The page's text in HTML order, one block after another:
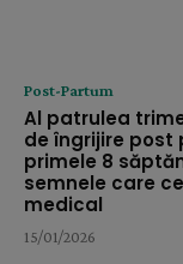
Post-Partum
Al patrulea
de îngrijire post
primele 8
semnele care
medical
15/01/2026